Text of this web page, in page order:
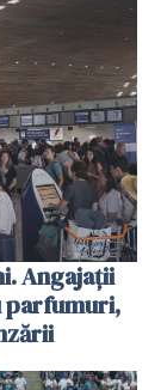
Angajații
parfumuri,